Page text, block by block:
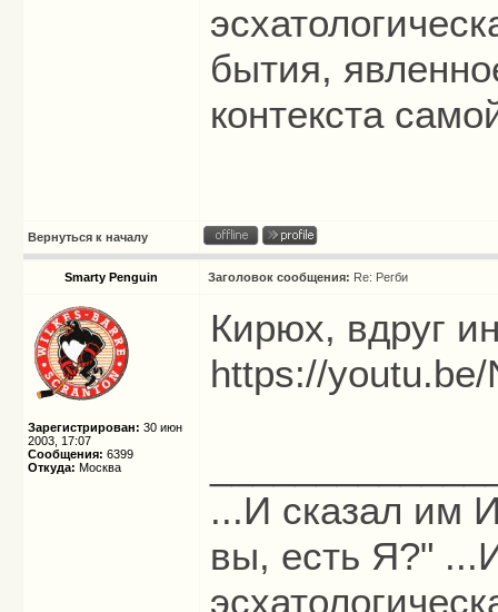
бытия,
контекста
Вернуться к началу
Smarty Penguin Заголовок сообщения: Re: Регби
Зарегистрирован: 30 июн
2003, 17:07
Сообщения: 6399
Откуда: Москва
Кирюх, вдруг
https://
...И сказал им
вы, есть Я?"